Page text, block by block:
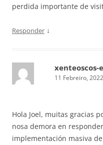
perdida importante de
Responder ↓
xenteoscos-
11 Febreiro,
Hola Joel, muitas gracias
nosa demora en
implementación masiva